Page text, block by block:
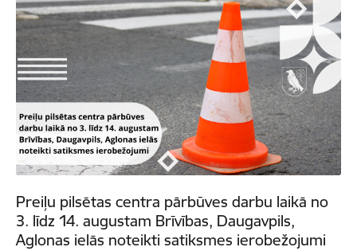
Preiļu pilsētas centra pārbūves darbu laikā no
3. līdz 14. augustam Brīvības, Daugavpils,
Aglonas ielās noteikti satiksmes ierobežojumi